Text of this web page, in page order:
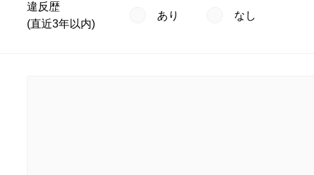
違反歴
(直近3年以内)
あり なし